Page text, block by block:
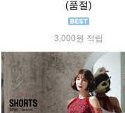
(품절)
3,000원 적립